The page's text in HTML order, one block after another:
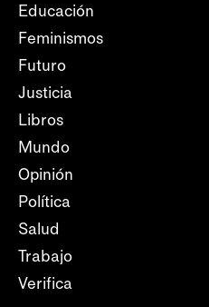
Educación
Feminismos
Futuro
Justicia
Libros
Mundo
Opinión
Política
Salud
Trabajo
Verifica